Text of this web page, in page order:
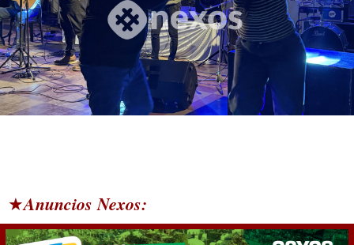
★Anuncios Nexos: